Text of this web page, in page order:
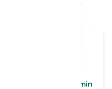
Boyo Politur Melamin